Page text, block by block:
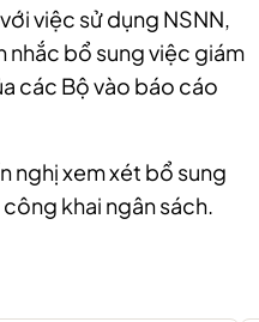
việc sử dụng NSNN,
nhắc bổ sung việc giám
các Bộ vào báo cáo
nghị xem xét bổ sung
khai ngân sách.